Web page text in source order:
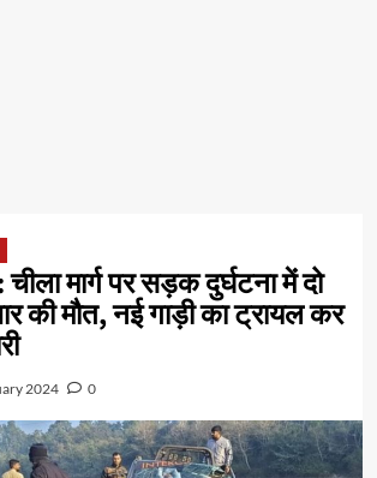
मार्ग पर सड़क दुर्घटना में दो
की मौत, नई गाड़ी का ट्रायल कर
2024 0